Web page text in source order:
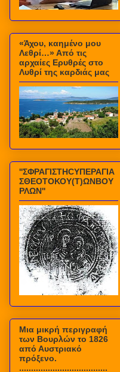
«Άχου, καημένο μου
Λεθρί…» Από τις
αρχαίες Ερυθρές στο
Λυθρί της καρδιάς μας
''ΣΦΡΑΓΙΣΤΗCΥΠΕΡΑΓΙΑ
ΣΘΕΟΤΟΚΟΥ(Τ)ΩΝΒΟΥ
ΡΛΩΝ''
Mια μικρή περιγραφή
των Βουρλών το 1826
από Αυστριακό
πρόξενο.
.....................................